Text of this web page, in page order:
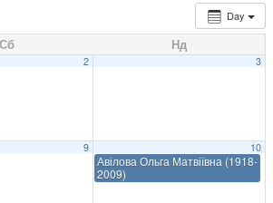
Day
Сб Нд
2 3
9 10
Авілова Ольга Матвіївна (1918-
2009)